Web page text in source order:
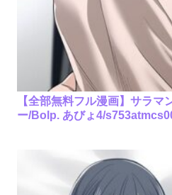
【全部無料フル漫画】サラマ
ー/Bolp. あびょ4/